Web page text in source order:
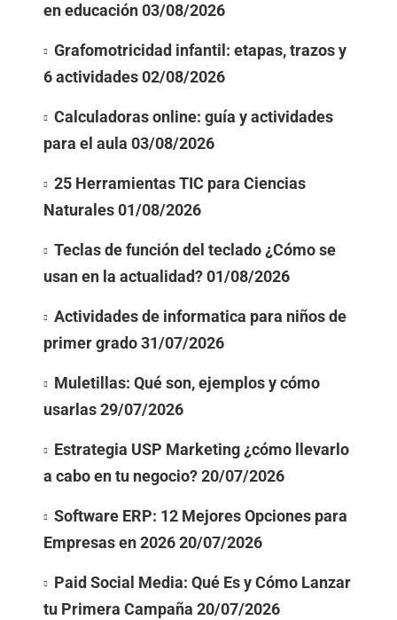
en educación03/08/2026
Grafomotricidad infantil: etapas, trazos y
6 actividades02/08/2026
Calculadoras online: guía y actividades
para el aula 03/08/2026
25 Herramientas TIC para Ciencias
Naturales01/08/2026
Teclas de función del teclado ¿Cómo se
usan en la actualidad?01/08/2026
Actividades de informatica para niños de
primer grado31/07/2026
Muletillas: Qué son, ejemplos y cómo
usarlas29/07/2026
Estrategia USP Marketing ¿cómo llevarlo
a cabo en tu negocio?20/07/2026
Software ERP: 12 Mejores Opciones para
Empresas en 202620/07/2026
Paid Social Media: Qué Es y Cómo Lanzar
tu Primera Campaña 20/07/2026